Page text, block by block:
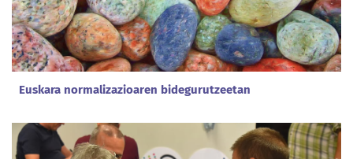
Euskara normalizazioaren bidegurutzeetan